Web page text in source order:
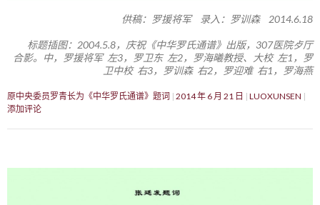
供稿：罗援将军 录入：罗训森 2014.6.18
标题插图：2004.5.8，庆祝《中华罗氏通谱》出版，307医院歺厅
合影。中，罗援将军 左3，罗卫东 左2，罗海曦教授、大校 左1，罗
卫中校 右3，罗训森 右2，罗迎难 右1，罗海燕
原中央委员罗青长为《中华罗氏通谱》题词 2014 年 6 月 21 日
LUOXUNSEN
添加评论